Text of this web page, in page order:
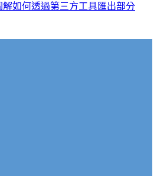
解如何透過第三方工具匯出部分